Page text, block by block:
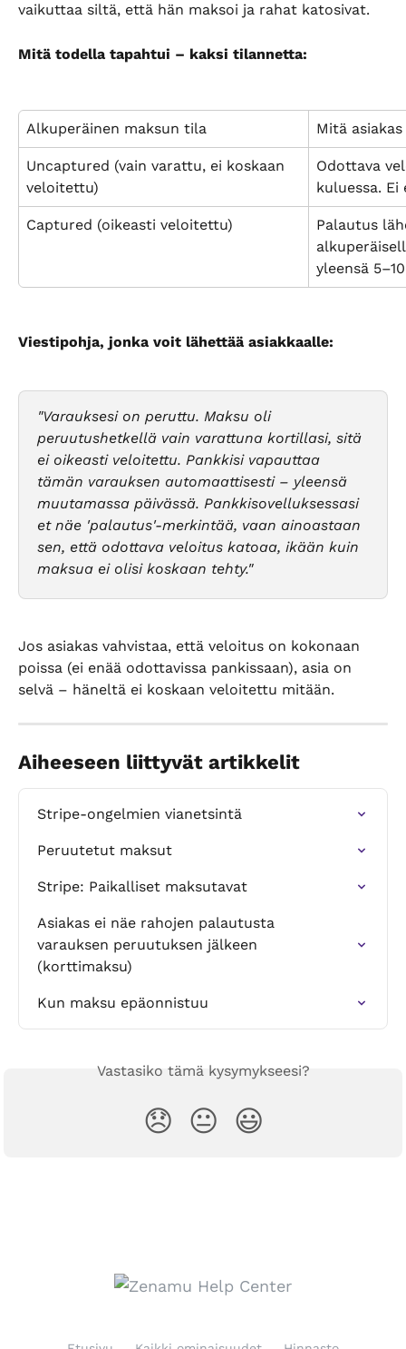
vaikuttaa siltä, että hän maksoi ja rahat katosivat.
Mitä todella tapahtui – kaksi tilannetta:
Alkuperäinen maksun tila Mitä
Uncaptured (vain varattu, ei koskaan
veloitettu)
Odottava
kuluessa.
Captured (oikeasti veloitettu)
Palautus
yleensä
Viestipohja, jonka voit lähettää asiakkaalle:
"Varauksesi on peruttu. Maksu oli
peruutushetkellä vain varattuna kortillasi, sitä
ei oikeasti veloitettu. Pankkisi vapauttaa
tämän varauksen automaattisesti – yleensä
muutamassa päivässä. Pankkisovelluksessasi
et näe 'palautus'-merkintää, vaan ainoastaan
sen, että odottava veloitus katoaa, ikään kuin
maksua ei olisi koskaan tehty."
Jos asiakas vahvistaa, että veloitus on kokonaan
poissa (ei enää odottavissa pankissaan), asia on
selvä – häneltä ei koskaan veloitettu mitään.
Aiheeseen liittyvät artikkelit
Stripe-ongelmien vianetsintä
Peruutetut maksut
Stripe: Paikalliset maksutavat
Asiakas ei näe rahojen palautusta
varauksen peruutuksen jälkeen
(korttimaksu)
Kun maksu epäonnistuu
Vastasiko tämä kysymykseesi?
😞 😐 😃